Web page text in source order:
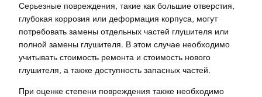
Серьезные повреждения, такие как большие отверстия,
глубокая коррозия или деформация корпуса, могут
потребовать замены отдельных частей глушителя или
полной замены глушителя. В этом случае необходимо
учитывать стоимость ремонта и стоимость нового
глушителя, а также доступность запасных частей.
При оценке степени повреждения также необходимо